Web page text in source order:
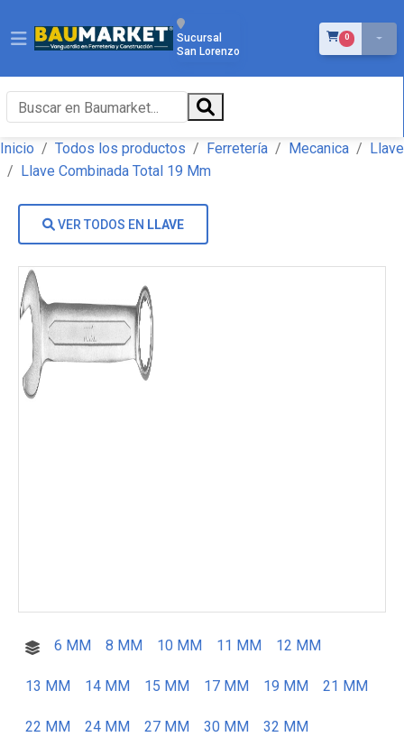
Sucursal
San Lorenzo
0ÍTEMS EN EL
Inicio Todos los productos Ferretería Mecanica
Llave
Llave Combinada Total 19 Mm
VER TODOS EN LLAVE
6 MM 8 MM 10 MM 11 MM 12 MM
13 MM 14 MM 15 MM 17 MM 19 MM 21 MM
22 MM 24 MM 27 MM 30 MM 32 MM